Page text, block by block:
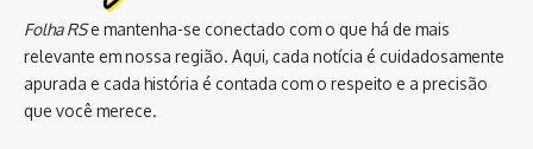
Folha RSe mantenha-se conectado com o que há de mais
relevante em nossa região. Aqui, cada notícia é cuidadosamente
apurada e cada história é contada com o respeito e a precisão
que você merece.